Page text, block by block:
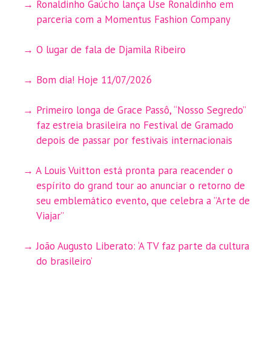
Ronaldinho Gaúcho lança Use Ronaldinho em
parceria com a Momentus Fashion Company
O lugar de fala de Djamila Ribeiro
Bom dia! Hoje 11/07/2026
Primeiro longa de Grace Passô, “Nosso Segredo”
faz estreia brasileira no Festival de Gramado
depois de passar por festivais internacionais
A Louis Vuitton está pronta para reacender o
espírito do grand tour ao anunciar o retorno de
seu emblemático evento, que celebra a ”Arte de
Viajar”
João Augusto Liberato: ‘A TV faz parte da cultura
do brasileiro’